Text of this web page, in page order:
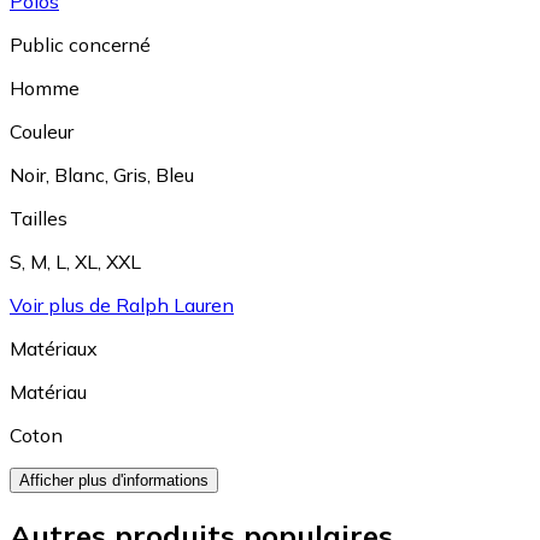
Public concerné
Homme
Couleur
Noir, Blanc Gris Bleu
Tailles
S M L XL
XXL
Voir plus de Ralph Lauren
Matériaux
Matériau
Coton
Afficher plus d'informations